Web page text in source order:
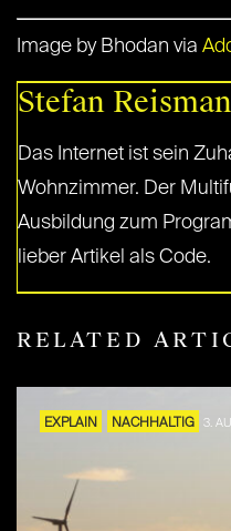
Image by Bhodan via
Stefan
Das Internet ist sein
Wohnzimmer. Der
Ausbildung zum
lieber Artikel als Code.
RELATED
EXPLAIN NACHHALTIG 3.